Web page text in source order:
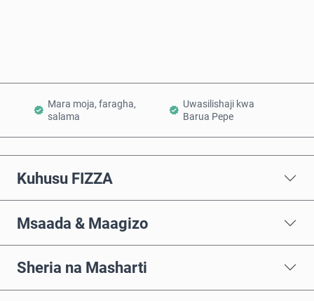
Mara moja, faragha,
salama
Uwasilishaji kwa
Barua Pepe
Kuhusu FIZZA
Msaada & Maagizo
Sheria na Masharti